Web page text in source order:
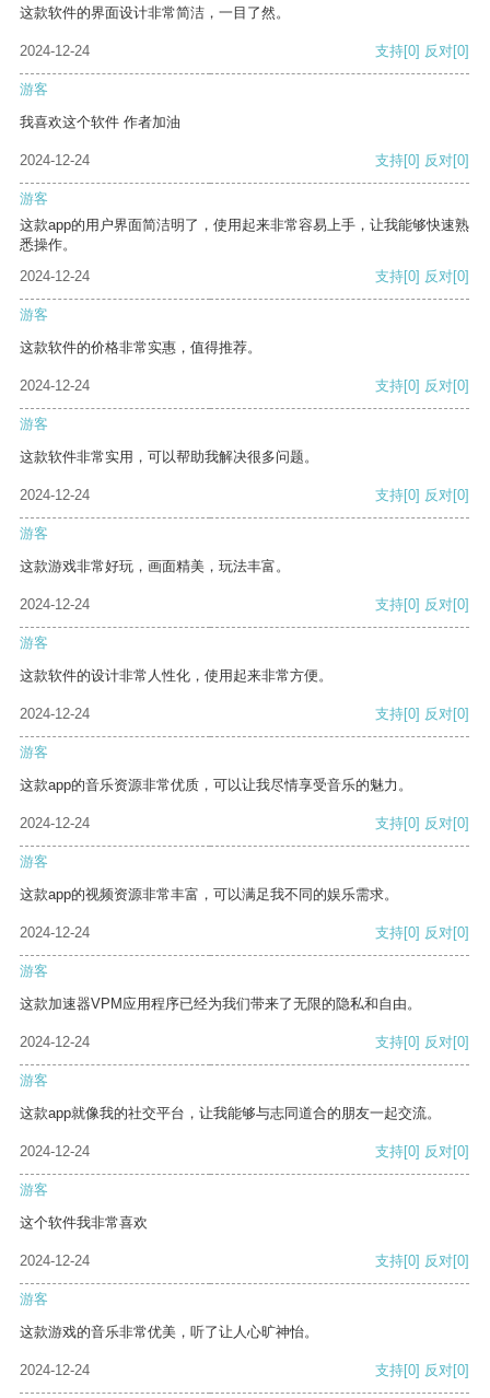
这款软件的界面设计非常简洁，一目了然。
2024-12-24 支持[0] 反对[0]
游客
我喜欢这个软件 作者加油
2024-12-24 支持[0] 反对[0]
游客
这款app的用户界面简洁明了，使用起来非常容易上手，让我能够快速熟
悉操作。
2024-12-24
支持[0] 反对[0]
游客
这款软件的价格非常实惠，值得推荐。
2024-12-24 支持[0] 反对[0]
游客
这款软件非常实用，可以帮助我解决很多问题。
2024-12-24 支持[0] 反对[0]
游客
这款游戏非常好玩，画面精美，玩法丰富。
2024-12-24 支持[0] 反对[0]
游客
这款软件的设计非常人性化，使用起来非常方便。
2024-12-24 支持[0] 反对[0]
游客
这款app的音乐资源非常优质，可以让我尽情享受音乐的魅力。
2024-12-24 支持[0] 反对[0]
游客
这款app的视频资源非常丰富，可以满足我不同的娱乐需求。
2024-12-24 支持[0] 反对[0]
游客
这款加速器VPM应用程序已经为我们带来了无限的隐私和自由。
2024-12-24 支持[0] 反对[0]
游客
这款app就像我的社交平台，让我能够与志同道合的朋友一起交流。
2024-12-24 支持[0] 反对[0]
游客
这个软件我非常喜欢
2024-12-24 支持[0] 反对[0]
游客
这款游戏的音乐非常优美，听了让人心旷神怡。
2024-12-24 支持[0] 反对[0]